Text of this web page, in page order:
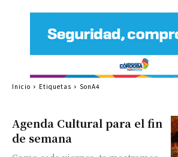
Agenda Cultural para el fin
de semana
Inicio Etiquetas SonA4